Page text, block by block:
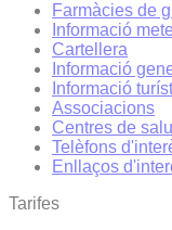
Farmàcies de
Informació
Cartellera
Informació
Informació
Associacions
Centres de
Telèfons
Enllaços
Tarifes